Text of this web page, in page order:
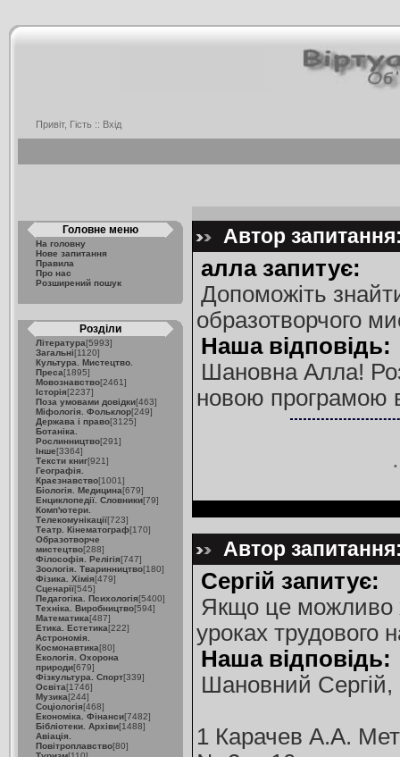
Привіт, Гість :: Вхід
Головне меню
На головну
Нове запитання
Правила
Про нас
Розширений пошук
Розділи
Література[5993]
Загальні[1120]
Культура. Мистецтво.
Преса[1895]
Мовознавство[2461]
Історія[2237]
Поза умовами довідки[463]
Міфологія. Фольклор[249]
Держава і право[3125]
Ботаніка.
Рослинництво[291]
Інше[3364]
Тексти книг[921]
Географія.
Краєзнавство[1001]
Біологія. Медицина[679]
Енциклопедії. Словники[79]
Комп'ютери.
Телекомунікації[723]
Театр. Кінематограф[170]
Образотворче
мистецтво[288]
Філософія. Релігія[747]
Зоологія. Тваринництво[180]
Фізика. Хімія[479]
Сценарії[545]
Педагогіка. Психологія[5400]
Техніка. Виробництво[594]
Математика[487]
Етика. Естетика[222]
Астрономія.
Космонавтика[80]
Екологія. Охорона
природи[679]
Фізкультура. Спорт[339]
Освіта[1746]
Музика[244]
Соціологія[468]
Економіка. Фінанси[7482]
Бібліотеки. Архіви[1488]
Авіація.
Повітроплавство[80]
Автор
алла запитує:
Допоможіть
образотворчого
Наша відповідь:
Шановна Алла!
новою програмою
Автор
Сергій запитує:
Якщо це можливо
уроках трудового
Наша відповідь:
Шановний
1 Карачев А.А.